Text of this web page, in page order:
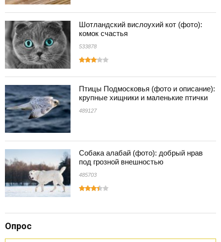
Шотландский вислоухий кот (фото):
комок счастья
533878
Птицы Подмосковья (фото и описание):
крупные хищники и маленькие птички
489127
Собака алабай (фото): добрый нрав
под грозной внешностью
485703
Опрос